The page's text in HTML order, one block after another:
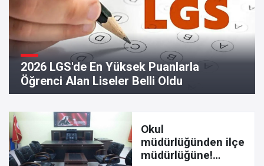
2026 LGS'de En Yüksek Puanlarla
Öğrenci Alan Liseler Belli Oldu
Okul
müdürlüğünden ilçe
müdürlüğüne!